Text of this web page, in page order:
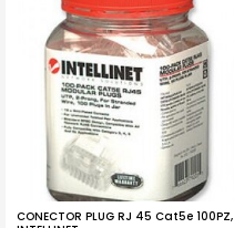
CONECTOR PLUG RJ 45 Cat5e 100PZ,